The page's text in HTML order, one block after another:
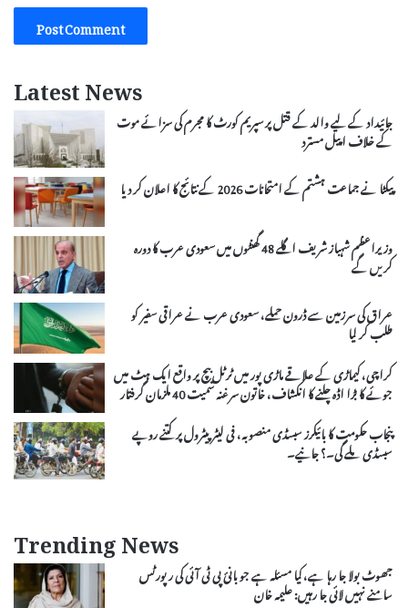
Latest News
جائیداد کے لیے والد کے قتل پر سپریم کورٹ کا مجرم کی سزائے موت
کے خلاف اپیل مسترد
پیکٹا نے جماعت ہشتم کے امتحانات 2026 کے نتائج کا اعلان کر دیا
وزیراعظم شہباز شریف اگلے 48 گھنٹوں میں سعودی عرب کا دورہ
کریں گے
عراق کی سرزمین سے ڈرون حملے، سعودی عرب نے عراقی سفیر کو
طلب کر لیا
کراچی، کیماڑی کے علاقے ماڑی پور میں ٹرٹل بیچ پر واقع ایک ہٹ میں
جوئے کا بڑا اڈہ چلنے کا انکشاف، خاتون سرغنہ سمیت 40 ملزمان گرفتار
پنجاب حکومت کا بائیکرز سبسڈی منصوبہ، فی لیٹر پیٹرول پر کتنے روپے
سبسڈی ملے گی۔؟ جانیے۔
Trending News
جھوٹ بولا جا رہا ہے، کیا مسئلہ ہے جو بانیٔ پی ٹی آئی کی رپورٹس
سامنے نہیں لائی جا رہیں: علیمہ خان